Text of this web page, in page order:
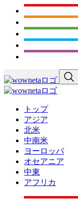
トップ
アジア
北米
中南米
ヨーロッパ
オセアニア
中東
アフリカ